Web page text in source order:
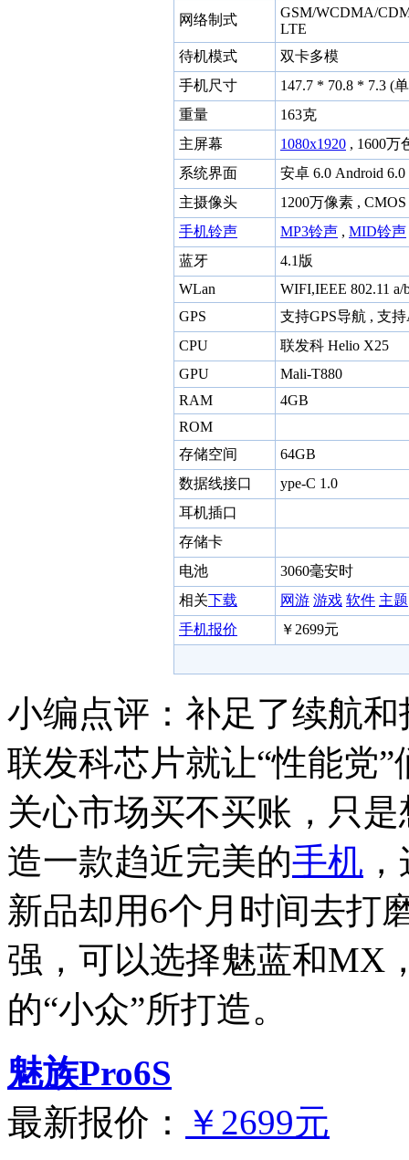
网络制式
GSM/WCDMA/
LTE
待机模式
双卡多模
手机尺寸
147.7 * 70.8 * 7.3 (
重量
163克
主屏幕
1080x1920 , 1600万
系统界面
安卓 6.0 Android 6.0
主摄像头
1200万像素 ,
手机铃声
MP3铃声 , MID铃声
蓝牙
4.1版
WLan
WIFI,IEEE 802.11 a/
GPS
支持GPS导航 , 支
CPU
联发科 Helio X25
GPU
Mali-T880
RAM
4GB
ROM
存储空间
64GB
数据线接口
ype-C 1.0
耳机插口
存储卡
电池
3060毫安时
相关下载 网游 游戏 软件 主题
手机报价
￥2699元
小编点评：补足了续航和
联发科芯片就让“性能党
关心市场买不买账，只
造一款趋近完美的手机
新品却用6个月时间去打
强，可以选择魅蓝和MX
的“小众”所打造。
魅族Pro6S
最新报价：
￥2699元